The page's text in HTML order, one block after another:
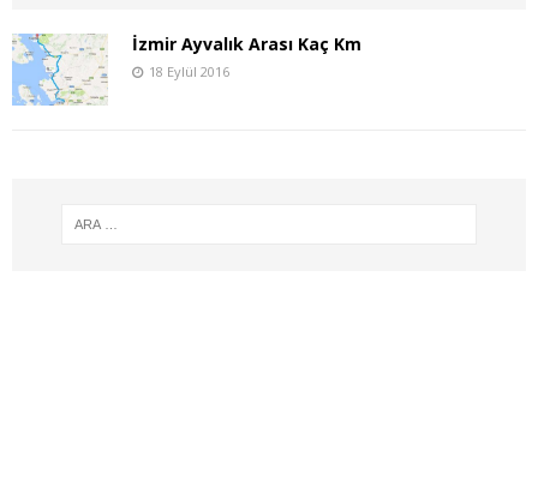
İzmir Ayvalık Arası Kaç Km
18 Eylül 2016